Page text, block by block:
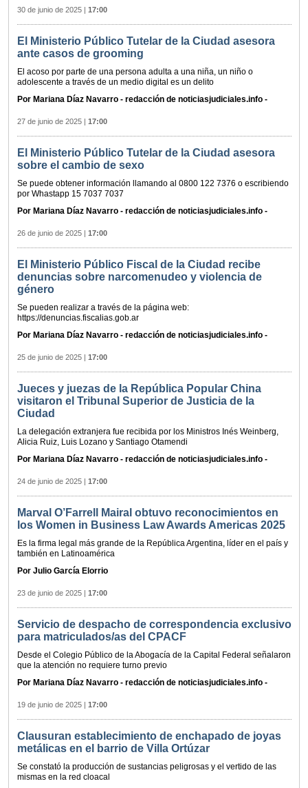
30 de junio de 2025 | 17:00
El Ministerio Público Tutelar de la Ciudad asesora
ante casos de grooming
El acoso por parte de una persona adulta a una niña, un niño o
adolescente a través de un medio digital es un delito
Por Mariana Díaz Navarro - redacción de noticiasjudiciales.info -
27 de junio de 2025 | 17:00
El Ministerio Público Tutelar de la Ciudad asesora
sobre el cambio de sexo
Se puede obtener información llamando al 0800 122 7376 o escribiendo
por Whastapp 15 7037 7037
Por Mariana Díaz Navarro - redacción de noticiasjudiciales.info -
26 de junio de 2025 | 17:00
El Ministerio Público Fiscal de la Ciudad recibe
denuncias sobre narcomenudeo y violencia de
género
Se pueden realizar a través de la página web:
https://denuncias.fiscalias.gob.ar
Por Mariana Díaz Navarro - redacción de noticiasjudiciales.info -
25 de junio de 2025 | 17:00
Jueces y juezas de la República Popular China
visitaron el Tribunal Superior de Justicia de la
Ciudad
La delegación extranjera fue recibida por los Ministros Inés Weinberg,
Alicia Ruiz, Luis Lozano y Santiago Otamendi
Por Mariana Díaz Navarro - redacción de noticiasjudiciales.info -
24 de junio de 2025 | 17:00
Marval O’Farrell Mairal obtuvo reconocimientos en
los Women in Business Law Awards Americas 2025
Es la firma legal más grande de la República Argentina, líder en el país y
también en Latinoamérica
Por Julio García Elorrio
23 de junio de 2025 | 17:00
Servicio de despacho de correspondencia exclusivo
para matriculados/as del CPACF
Desde el Colegio Público de la Abogacía de la Capital Federal señalaron
que la atención no requiere turno previo
Por Mariana Díaz Navarro - redacción de noticiasjudiciales.info -
19 de junio de 2025 | 17:00
Clausuran establecimiento de enchapado de joyas
metálicas en el barrio de Villa Ortúzar
Se constató la producción de sustancias peligrosas y el vertido de las
mismas en la red cloacal